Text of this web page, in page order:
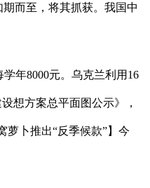
而至，将其抓获。我国中
年8000元。乌克兰利用16
想方案总平面图公示》，
萝卜推出“反季候款”】今